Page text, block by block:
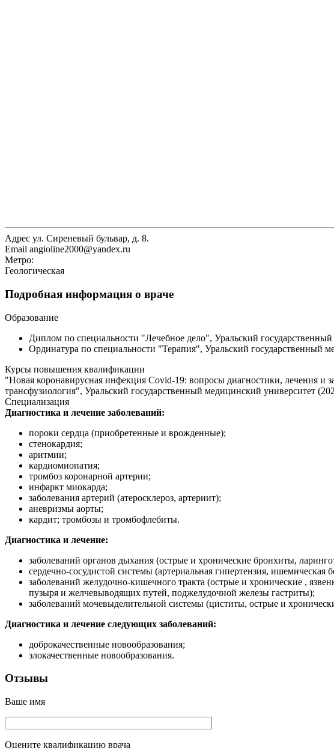
Адрес ул. Сиреневый бульвар, д. 8.
Email angioline2000@yandex.ru
Метро:
Геологическая
Подробная информация о враче
Образование
Диплом по специальности "Лечебное дело", Уральский
Ординатура по специальности "Терапия", Уральский государственный
Курсы повышения квалификации
"Новая коронавирусная инфекция Covid-19: вопросы диагностики, лечения и
трансфузиология", Уральский государственный медицинский университет
Специализация
Диагностика и лечение заболеваний:
пороки сердца (приобретенные и врожденные);
стенокардия;
аритмии;
кардиомиопатия;
тромбоз коронарной артерии;
инфаркт миокарда;
заболевания артерий (атеросклероз, артериит);
аневризмы аорты;
кардит; тромбозы и тромбофлебиты.
Диагностика и лечение:
заболеваний органов дыхания (острые и хронические бронхиты,
сердечно-сосудистой системы (артериальная гипертензия, ишемическая
заболеваний желудочно-кишечного тракта (острые и хронические ,
пузыря и желчевыводящих путей, поджелудочной железы гастриты);
заболеваний мочевыделительной системы (циститы, острые и
Диагностика и лечение следующих заболеваний:
доброкачественные новообразования;
злокачественные новообразования.
Отзывы
Ваше имя
Оцените квалификацию врача